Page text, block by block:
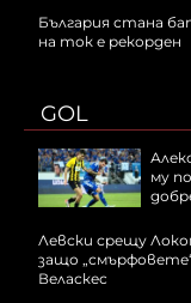
България стана
на ток е рекорден
GOL
му
Левски срещу
защо
Веласкес